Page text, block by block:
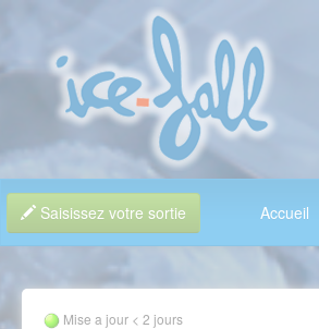
Saisissez votre sortie Accueil
Mise a jour < 2 jours